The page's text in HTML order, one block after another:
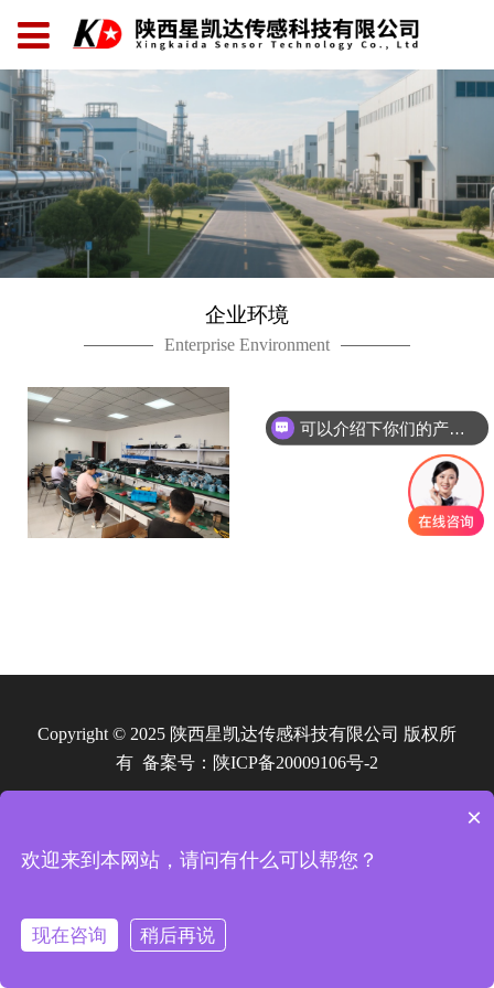
企业环境
Enterprise Environment
Copyright © 2025 陕西星凯达传感科技有限公司 版权所
有 备案号： 陕ICP备20009106号-2
可以介绍下你们的产品么
×
欢迎来到本网站，请问有什么可以帮您？
现在咨询 稍后再说